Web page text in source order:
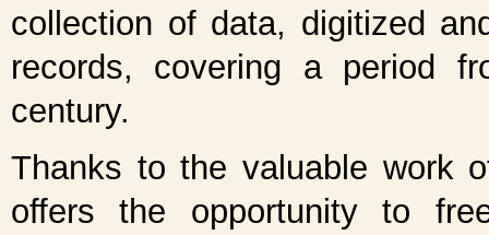
collection of data, digitized
records, covering a period
century.
Thanks to the valuable work
offers the opportunity to